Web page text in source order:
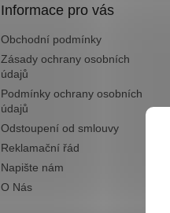
Informace pro vás
Obchodní podmínky
Zásady ochrany osobních
údajů
Podmínky ochrany osobních
údajů
Odstoupení od smlouvy
Reklamační řád
Napište nám
O Nás